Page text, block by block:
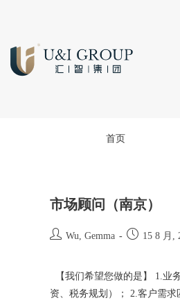
首页
市场顾问（南京）
Wu, Gemma 15 8 月,
【我们希望您做的是】 1.业
资、税务规划）； 2.客户需